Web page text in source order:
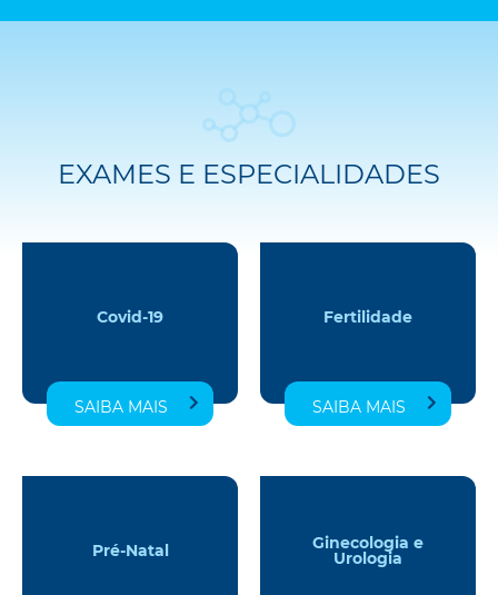
EXAMES E ESPECIALIDADES
Covid-19
SAIBA MAIS
Pré-Natal
Fertilidade
SAIBA MAIS
Ginecologia e
Urologia